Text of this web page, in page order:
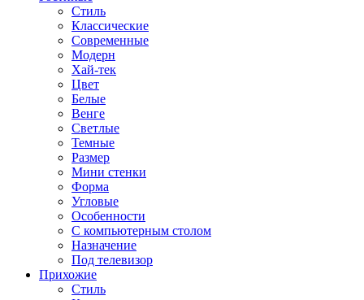
Стиль
Классические
Современные
Модерн
Хай-тек
Цвет
Белые
Венге
Светлые
Темные
Размер
Мини стенки
Форма
Угловые
Особенности
С компьютерным столом
Назначение
Под телевизор
Прихожие
Стиль